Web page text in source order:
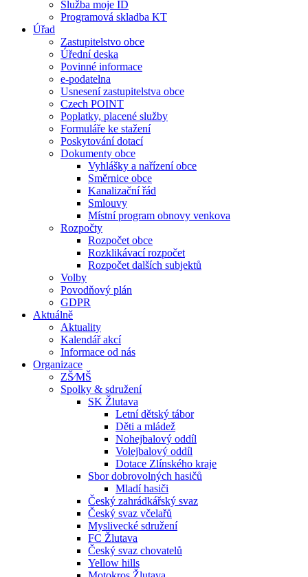
Služba moje ID
Programová skladba KT
Úřad
Zastupitelstvo obce
Úřední deska
Povinné informace
e-podatelna
Usnesení zastupitelstva obce
Czech POINT
Poplatky, placené služby
Formuláře ke stažení
Poskytování dotací
Dokumenty obce
Vyhlášky a nařízení obce
Směrnice obce
Kanalizační řád
Smlouvy
Místní program obnovy venkova
Rozpočty
Rozpočet obce
Rozklikávací rozpočet
Rozpočet dalších subjektů
Volby
Povodňový plán
GDPR
Aktuálně
Aktuality
Kalendář akcí
Informace od nás
Organizace
ZŠ⁄MŠ
Spolky & sdružení
SK Žlutava
Letní dětský tábor
Děti a mládež
Nohejbalový oddíl
Volejbalový oddíl
Dotace Zlínského kraje
Sbor dobrovolných hasičů
Mladí hasiči
Český zahrádkářský svaz
Český svaz včelařů
Myslivecké sdružení
FC Žlutava
Český svaz chovatelů
Yellow hills